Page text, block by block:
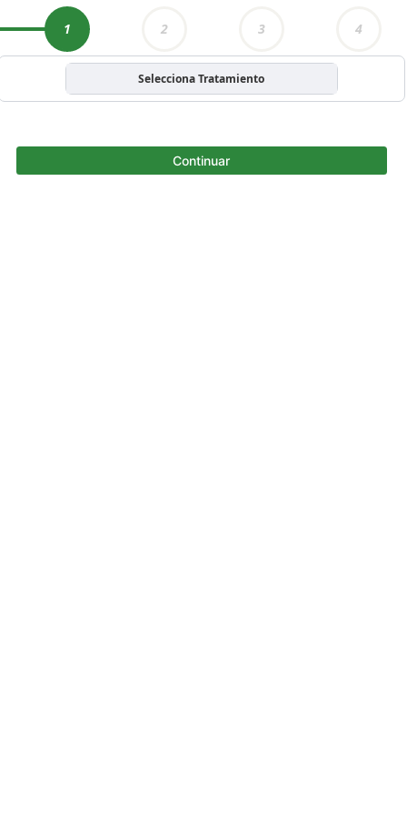
1 2 3 4
Selecciona Tratamiento
Continuar